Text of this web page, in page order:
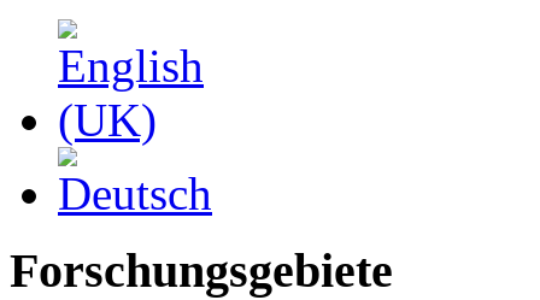
Forschungsgebiete